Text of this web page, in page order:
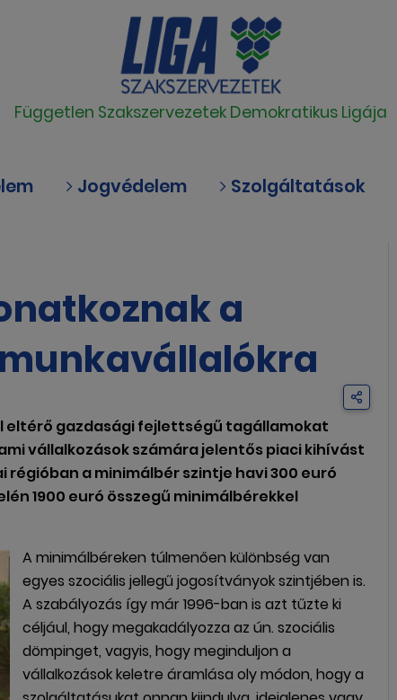
Független Szakszervezetek Demokratikus Ligája
Jogvédelem Szolgáltatások
a
eltérő gazdasági fejlettségű tagállamokat
vállalkozások számára jelentős piaci kihívást
a minimálbér szintje havi 300 euró
1900 euró összegű minimálbérekkel
A minimálbéreken túlmenően különbség van
egyes szociális jellegű jogosítványok szintjében is.
A szabályozás így már 1996-ban is azt tűzte ki
céljául, hogy megakadályozza az ún. szociális
dömpinget, vagyis, hogy meginduljon a
vállalkozások keletre áramlása oly módon, hogy a